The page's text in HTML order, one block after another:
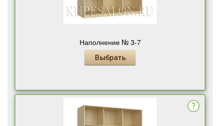
Наполнение № 3-7
Выбрать